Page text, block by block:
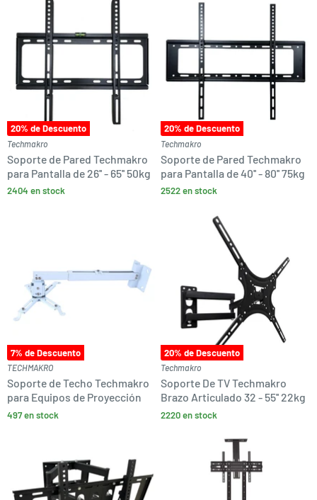
20% de Descuento
Techmakro
Soporte de Pared Techmakro
para Pantalla de 26'' - 65'' 50kg
2404 en stock
20% de Descuento
Techmakro
Soporte de Pared Techmakro
para Pantalla de 40'' - 80'' 75kg
2522 en stock
7% de Descuento
TECHMAKRO
Soporte de Techo Techmakro
para Equipos de Proyección
497 en stock
20% de Descuento
Techmakro
Soporte De TV Techmakro
Brazo Articulado 32 - 55'' 22kg
2220 en stock